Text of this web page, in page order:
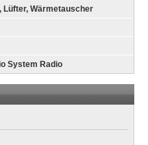
Lüfter, Wärmetauscher
System Radio